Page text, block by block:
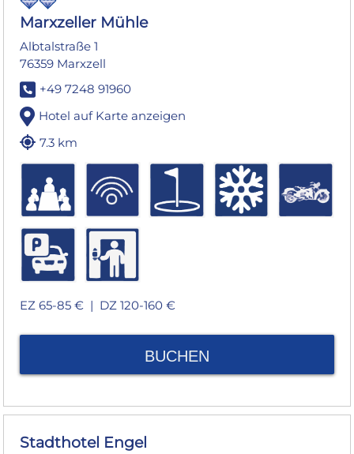
Marxzeller Mühle
Albtalstraße 1
76359 Marxzell
+49 7248 91960
Hotel auf Karte anzeigen
7.3 km
EZ 65-85 € | DZ 120-160 €
BUCHEN
Stadthotel Engel